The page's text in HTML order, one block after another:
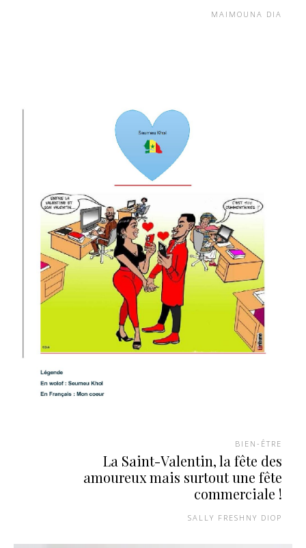
MAIMOUNA DIA
BIEN-ÊTRE
La Saint-Valentin, la fête des
amoureux mais surtout une fête
commerciale !
SALLY FRESHNY DIOP